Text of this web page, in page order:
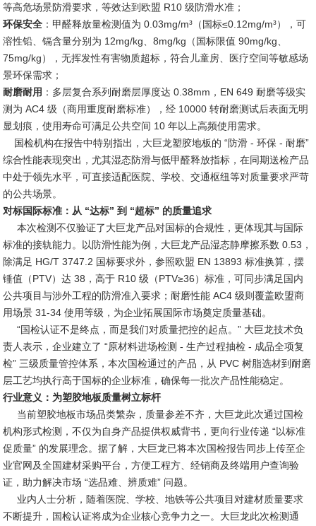
等高危场景防滑要求，等效达到欧盟 R10 级防滑水准；
环保安全 ：甲醛释放量检测值为 0.03mg/m³（国标≤0.12mg/m³），可
溶性铅、镉含量分别为 12mg/kg、8mg/kg（国标限值 90mg/kg、
75mg/kg），无挥发性有害物质超标，符合儿童房、医疗空间等敏感场
景环保需求；
耐磨耐用 ：多层复合系列耐磨层厚度达 0.38mm，EN 649 耐磨等级实
测为 AC4 级（商用重度耐磨标准），经 10000 转耐磨测试后表面无明
显划痕，使用寿命可满足公共空间 10 年以上高频使用需求。
国检机构在报告中特别指出，大巨龙塑胶地板的 “防滑 - 环保 - 耐磨”
综合性能表现突出，尤其湿态防滑与低甲醛释放指标，在同期送检产品
中处于领先水平，可直接适配医院、学校、交通枢纽等对质量要求严苛
的公共场景。
对标国际标准：从 “达标” 到 “超标” 的质量追求
本次检测不仅验证了大巨龙产品对国标的合规性，更体现其与国际
标准的接轨能力。以防滑性能为例，大巨龙产品湿态静摩擦系数 0.53，
除满足 HG/T 3747.2 国标要求外，参照欧盟 EN 13893 标准换算，摆
锤值（PTV）达 38，高于 R10 级（PTV≥36）标准，可同步满足国内
公共项目与涉外工程的防滑准入要求；耐磨性能 AC4 级则覆盖欧盟商
用场景 31-34 使用等级，为企业拓展国际市场奠定质量基础。
“国检认证不是终点，而是我们对质量把控的起点。” 大巨龙技术负
责人表示，企业建立了 “原材料进场检测 - 生产过程抽检 - 成品全项复
检” 三级质量管控体系，本次国检通过的产品，从 PVC 树脂选材到耐磨
层工艺均执行高于国标的企业标准，确保每一批次产品性能稳定。
行业意义：为塑胶地板质量树立标杆
当前塑胶地板市场品类繁杂，质量参差不齐，大巨龙此次通过国检
机构形式检测，不仅为自身产品提供权威背书，更向行业传递 “以标准
促质量” 的发展理念。据了解，大巨龙已将本次国检报告同步上传至企
业官网及全国建材采购平台，方便工程方、经销商及终端用户查询验
证，助力解决市场 “选品难、辨质难” 问题。
业内人士分析，随着医院、学校、地铁等公共项目对建材质量要求
不断提升，国检认证将成为企业核心竞争力之一。大巨龙此次检测通